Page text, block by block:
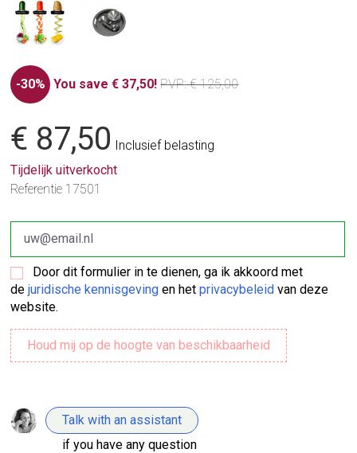
-30% You save € 37,50! PVP: € 125,00
€ 87,50 Inclusief belasting
Tijdelijk uitverkocht
Referentie 17501
Door dit formulier in te dienen, ga ik akkoord met
dejuridische kennisgeving en hetprivacybeleid van deze
website.
Talk with an assistant
if you have any question